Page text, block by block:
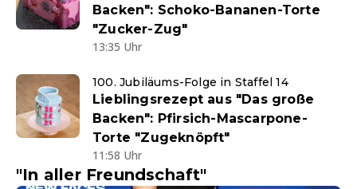
Backen": Schoko-Bananen-Torte
"Zucker-Zug"
13:35 Uhr
100. Jubiläums-Folge in Staffel 14
Lieblingsrezept aus "Das große
Backen": Pfirsich-Mascarpone-
Torte "Zugeknöpft"
11:58 Uhr
"In aller Freundschaft"